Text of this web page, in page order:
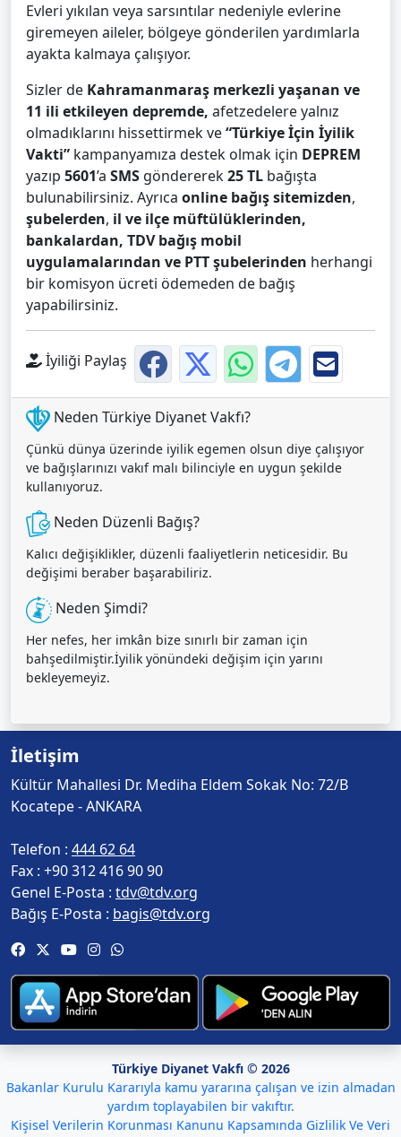
Evleri yıkılan veya sarsıntılar nedeniyle evlerine
giremeyen aileler, bölgeye gönderilen yardımlarla
ayakta kalmaya çalışıyor.
Sizler de Kahramanmaraş merkezli yaşanan ve
11 ili etkileyen depremde, afetzedelere yalnız
olmadıklarını hissettirmek ve“Türkiye İçin İyilik
Vakti” kampanyamıza destek olmak için DEPREM
yazıp 5601’a SMS göndererek25 TL bağışta
bulunabilirsiniz. Ayrıca online bağış sitemizden,
şubelerden, il ve ilçe müftülüklerinden,
bankalardan, TDV bağış mobil
uygulamalarından ve PTT şubelerinden herhangi
bir komisyon ücreti ödemeden de bağış
yapabilirsiniz.
İyiliği Paylaş
Neden Türkiye Diyanet Vakfı?
Çünkü dünya üzerinde iyilik egemen olsun diye çalışıyor
ve bağışlarınızı vakıf malı bilinciyle en uygun şekilde
kullanıyoruz.
Neden Düzenli Bağış?
Kalıcı değişiklikler, düzenli faaliyetlerin neticesidir. Bu
değişimi beraber başarabiliriz.
Neden Şimdi?
Her nefes, her imkân bize sınırlı bir zaman için
bahşedilmiştir.İyilik yönündeki değişim için yarını
bekleyemeyiz.
İletişim
Kültür Mahallesi Dr. Mediha Eldem Sokak No: 72/B
Kocatepe - ANKARA
Telefon : 444 62 64
Fax : +90 312 416 90 90
Genel E-Posta : tdv@tdv.org
Bağış E-Posta : bagis@tdv.org
Türkiye Diyanet Vakfı © 2026
Bakanlar Kurulu Kararıyla kamu yararına çalışan ve izin almadan
yardım toplayabilen bir vakıftır.
Kişisel Verilerin Korunması Kanunu Kapsamında Gizlilik Ve Veri